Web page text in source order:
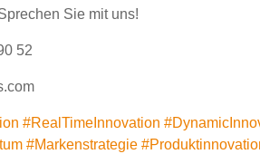
Sie mit uns!
52
#RealTimeInnovation #
#Markenstrategie